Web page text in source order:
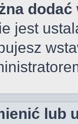
jest
lub